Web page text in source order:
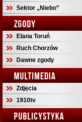
Sektor „Niebo”
ZGODY
Elana Toruń
Ruch Chorzów
Dawne zgody
MULTIMEDIA
Zdjęcia
1910tv
PUBLICYSTYKA